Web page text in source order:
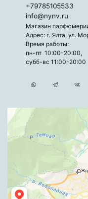
+79785105533
info@nynv.ru
Магазин
Адрес: г. Ялта, ул.
Время работы:
пн-пт 10:00-20:00,
субб-вс 11:00-20:00